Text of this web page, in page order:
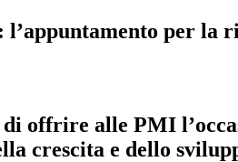
per la
di offrire alle PMI
crescita e dello